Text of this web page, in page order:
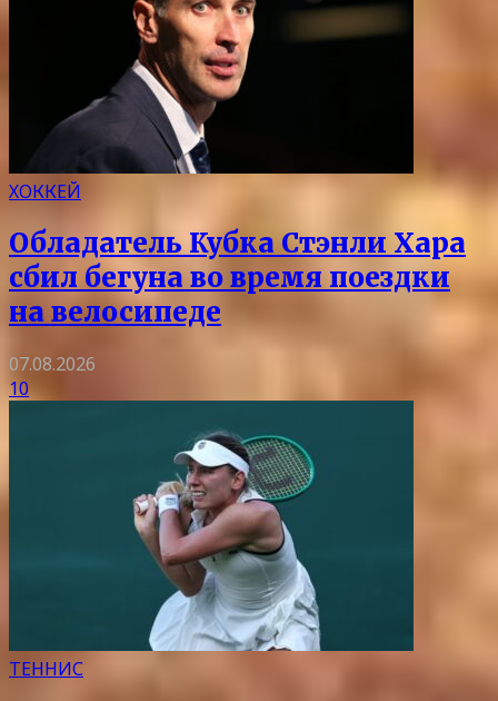
ХОККЕЙ
Обладатель Кубка Стэнли Хара
сбил бегуна во время поездки
на велосипеде
07.08.2026
10
ТЕННИС